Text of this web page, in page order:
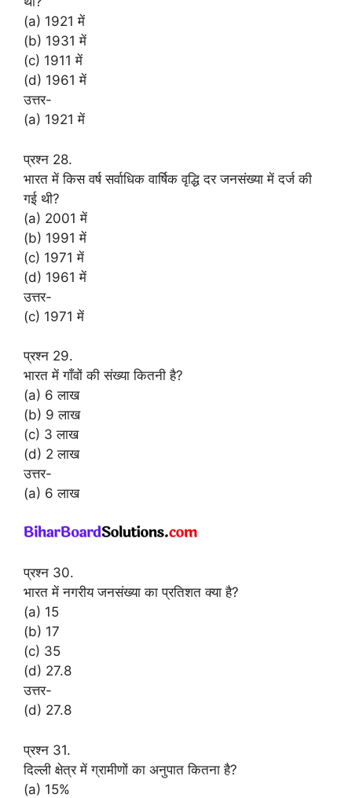
(a) 1921 में
(b) 1931 में
(c) 1911 में
(d) 1961 में
उत्तर-
(a) 1921 में
प्रश्न 28.
भारत में किस वर्ष सर्वाधिक वार्षिक वृद्धि दर जनसंख्या में दर्ज की
गई थी?
(a) 2001 में
(b) 1991 में
(c) 1971 में
(d) 1961 में
उत्तर-
(c) 1971 में
प्रश्न 29.
भारत में गाँवों की संख्या कितनी है?
(a) 6 लाख
(b) 9 लाख
(c) 3 लाख
(d) 2 लाख
उत्तर-
(a) 6 लाख
प्रश्न 30.
भारत में नगरीय जनसंख्या का प्रतिशत क्या है?
(a) 15
(b) 17
(c) 35
(d) 27.8
उत्तर-
(d) 27.8
प्रश्न 31.
दिल्ली क्षेत्र में ग्रामीणों का अनुपात कितना है?
(a) 15%